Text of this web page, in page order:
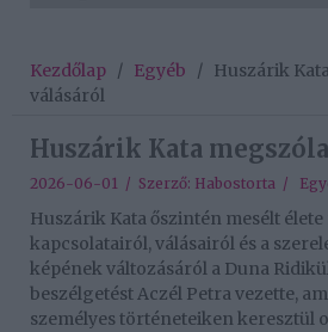
Kezdőlap / Egyéb / Huszárik
válásáról
Huszárik Kata
2026-06-01 / Szerző: Habostorta /
Huszárik Kata őszintén mesélt
kapcsolatairól, válásairól és a
képének változásáról a Duna
beszélgetést Aczél Petra vezette,
személyes történeteiken keresztül